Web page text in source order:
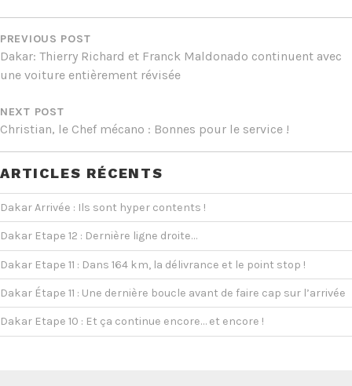
NAVIGATION
DE
L’ARTICLE
PREVIOUS POST
Dakar: Thierry Richard et Franck Maldonado continuent avec
une voiture entièrement révisée
NEXT POST
Christian, le Chef mécano : Bonnes pour le service !
ARTICLES RÉCENTS
Dakar Arrivée : Ils sont hyper contents !
Dakar Etape 12 : Dernière ligne droite…
Dakar Etape 11 : Dans 164 km, la délivrance et le point stop !
Dakar Étape 11 : Une dernière boucle avant de faire cap sur l’arrivée
Dakar Etape 10 : Et ça continue encore… et encore !